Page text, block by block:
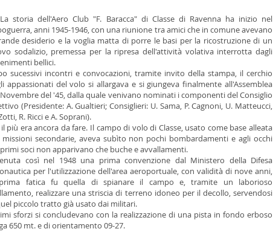
storia dell'Aero Club "F. Baracca" di Classe di Ravenna ha inizio nel
anni 1945-1946, con una riunione tra amici che in comune avevano
desiderio e la voglia matta di porre le basi per la ricostruzione di un
sodalizio, premessa per la ripresa dell'attività volativa interrotta dagli
bellici.
sucessivi incontri e convocazioni, tramite invito della stampa, il cerchio
appassionati del volo si allargava e si giungeva finalmente all'Assemblea
del '45, dalla quale venivano nominati i componenti del Consiglio
(Presidente: A. Gualtieri; Consiglieri: U. Sama, P. Cagnoni, U. Matteucci,
R. Ricci e A. Soprani).
più era ancora da fare. Il campo di volo di Classe, usato come base alleata
missioni secondarie, aveva subìto non pochi bombardamenti e agli occhi
soci non apparivano che buche e avvallamenti.
così nel 1948 una prima convenzione dal Ministero della Difesa
per l'utilizzazione dell'area aeroportuale, con validità di nove anni,
fatica fu quella di spianare il campo e, tramite un laborioso
realizzare una striscia di terreno idoneo per il decollo, servendosi
piccolo tratto già usato dai militari.
sforzi si concludevano con la realizzazione di una pista in fondo erboso
650 mt. e di orientamento 09-27.